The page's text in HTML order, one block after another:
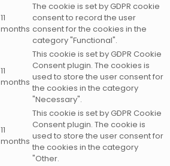
11
months
The cookie is set by GDPR cookie
consent to record the user
consent for the cookies in the
category "Functional".
11
months
This cookie is set by GDPR Cookie
Consent plugin. The cookies is
used to store the user consent for
the cookies in the category
"Necessary".
11
months
This cookie is set by GDPR Cookie
Consent plugin. The cookie is
used to store the user consent for
the cookies in the category
"Other.